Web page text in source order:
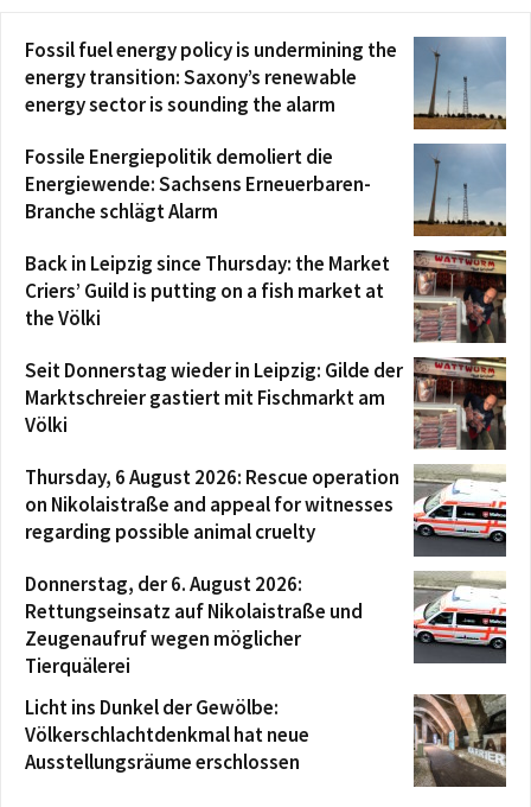
Fossil fuel energy policy is undermining the
energy transition: Saxony’s renewable
energy sector is sounding the alarm
Fossile Energiepolitik demoliert die
Energiewende: Sachsens Erneuerbaren-
Branche schlägt Alarm
Back in Leipzig since Thursday: the Market
Criers’ Guild is putting on a fish market at
the Völki
Seit Donnerstag wieder in Leipzig: Gilde der
Marktschreier gastiert mit Fischmarkt am
Völki
Thursday, 6 August 2026: Rescue operation
on Nikolaistraße and appeal for witnesses
regarding possible animal cruelty
Donnerstag, der 6. August 2026:
Rettungseinsatz auf Nikolaistraße und
Zeugenaufruf wegen möglicher
Tierquälerei
Licht ins Dunkel der Gewölbe:
Völkerschlachtdenkmal hat neue
Ausstellungsräume erschlossen